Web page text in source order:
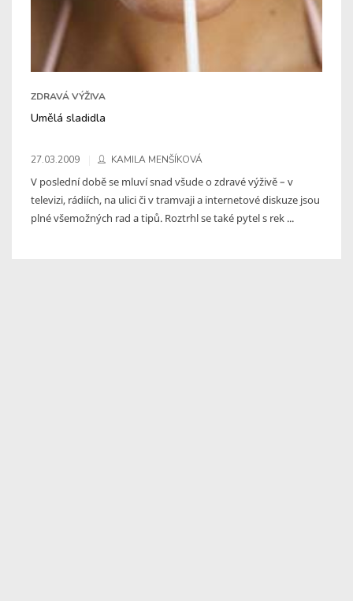
ZDRAVÁ VÝŽIVA
Umělá sladidla
27.03.2009 KAMILA MENŠÍKOVÁ
V poslední době se mluví snad všude o zdravé výživě – v
televizi, rádiích, na ulici či v tramvaji a internetové diskuze jsou
plné všemožných rad a tipů. Roztrhl se také pytel s rek ...